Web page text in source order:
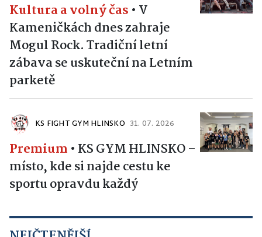
Kultura a volný čas • V
Kameničkách dnes zahraje
Mogul Rock. Tradiční letní
zábava se uskuteční na Letním
parketě
KS FIGHT GYM HLINSKO 31. 07. 2026
Premium • KS GYM HLINSKO –
místo, kde si najde cestu ke
sportu opravdu každý